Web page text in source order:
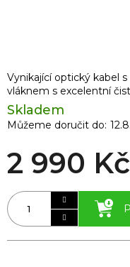
Skladem
Můžeme doručit do:
2 990 Kč
Vynikající optický kabel
vláknem s excelentní